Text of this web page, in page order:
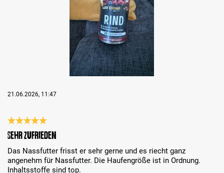
21.06.2026, 11:47
Review with rating of 5 out of 5 stars
Sehr zufrieden
Das Nassfutter frisst er sehr gerne und es riecht ganz
angenehm für Nassfutter. Die Haufengröße ist in Ordnung.
Inhaltsstoffe sind top.